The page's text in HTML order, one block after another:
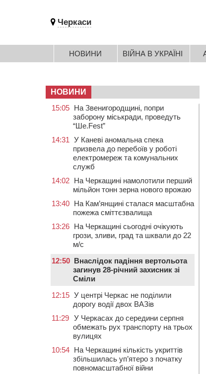
Черкаси
НОВИНИ ВІЙНА В УКРАЇНІ
НОВИНИ
15:05 На Звенигородщині, попри
заборону міськради, проведуть
“Ше.Fest”
14:31 У Каневі аномальна спека
призвела до перебоїв у роботі
електромереж та комунальних
служб
14:02 На Черкащині намолотили перший
мільйон тонн зерна нового врожаю
13:40 На Кам’янщині сталася масштабна
пожежа сміттєзвалища
13:26 На Черкащині сьогодні очікують
грози, зливи, град та шквали до 22
м/с
12:50 Внаслідок падіння вертольота
загинув 28-річний захисник зі
Сміли
12:15 У центрі Черкас не поділили
дорогу водії двох ВАЗів
11:29 У Черкасах до середини серпня
обмежать рух транспорту на трьох
вулицях
10:54 На Черкащині кількість укриттів
збільшилась уп’ятеро з початку
повномасштабної війни